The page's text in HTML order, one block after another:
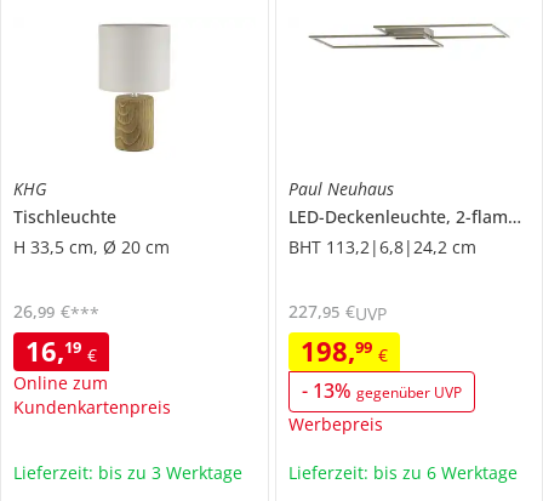
KHG
Tischleuchte
H 33,5 cm, Ø 20 cm
16,19 €
Online zum
Kundenkartenpreis
26,99 €***
Lieferzeit: bis zu 3 Werktage
Paul Neuhaus
LED-Deckenleuchte, 2-flammig, Nickel-matt
BHT 113,2|6,8|24,2 cm
198,99 €
- 13% gegenüber UVP
Werbepreis
227,95 €UVP
Lieferzeit: bis zu 6 Werktage